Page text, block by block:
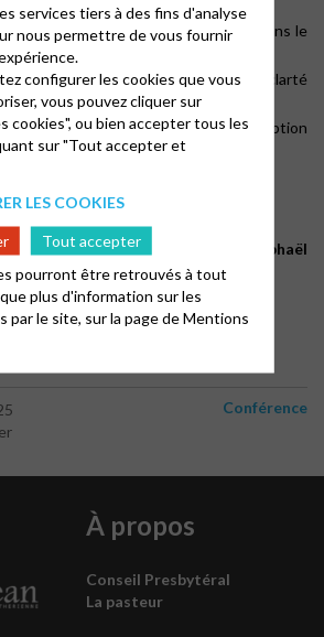
(Paris), La question de la langue dans le
(Genève), La question de la clarté
et ses suites
(Paris), Esquisse d’une réception
théologie – Amphithéâtre Raphaël
– Paris 14
Denfert-Rochereau
Conférence
À propos
Conseil Presbytéral
La pasteur
services tiers à des fins d'analyse
nous permettre de vous fournir
configurer les cookies que vous
vous pouvez cliquer sur
cookies", ou bien accepter tous les
sur "Tout accepter et
LES COOKIES
Tout accepter
pourront être retrouvés à tout
plus d'information sur les
par le site, sur la page deMentions